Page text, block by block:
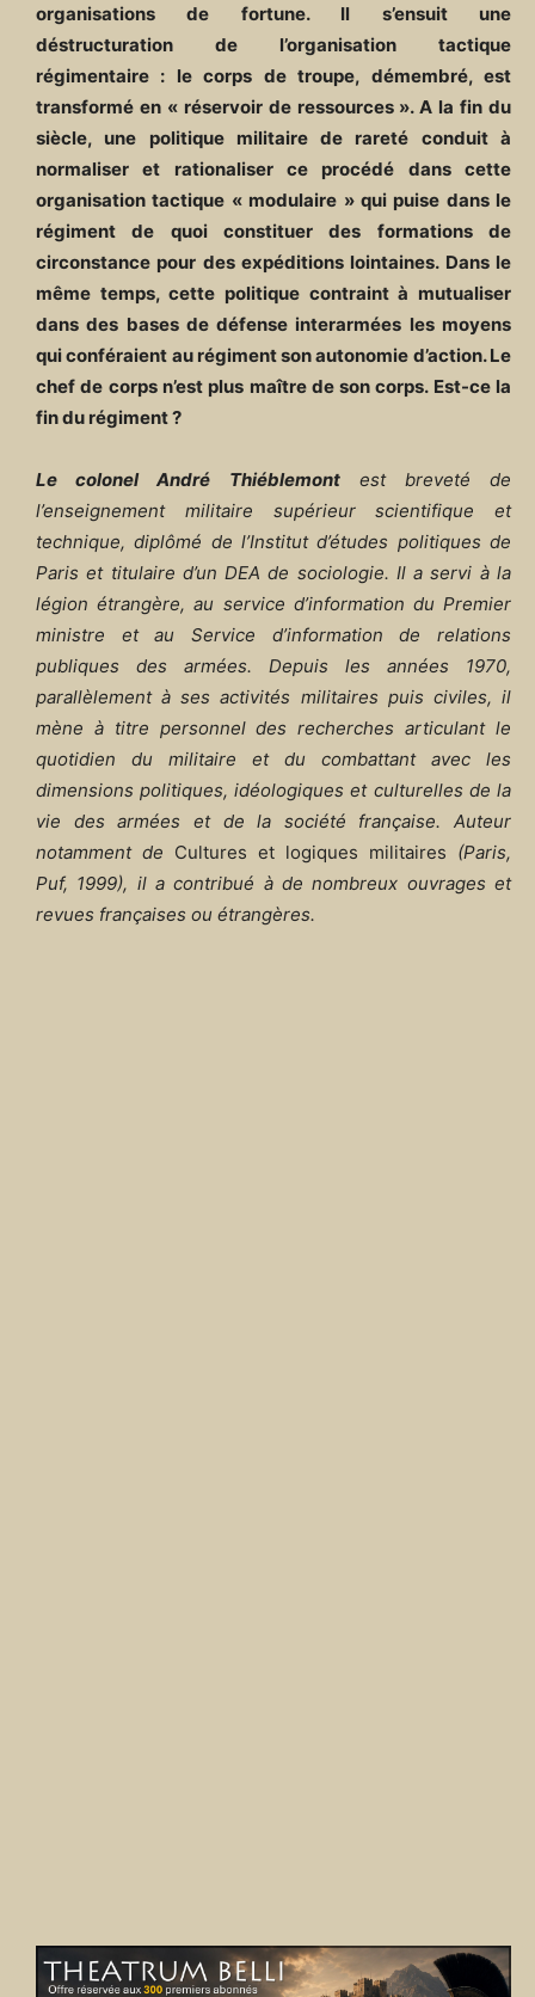
organisations de fortune. Il s’ensuit une
déstructuration de l’organisation tactique
régimentaire : le corps de troupe, démembré, est
transformé en « réservoir de ressources ». A la fin du
siècle, une politique militaire de rareté conduit à
normaliser et rationaliser ce procédé dans cette
organisation tactique « modulaire » qui puise dans le
régiment de quoi constituer des formations de
circonstance pour des expéditions lointaines. Dans le
même temps, cette politique contraint à mutualiser
dans des bases de défense interarmées les moyens
qui conféraient au régiment son autonomie d’action. Le
chef de corps n’est plus maître de son corps. Est-ce la
fin du régiment ?
Le colonel André Thiéblemontest breveté de
l’enseignement militaire supérieur scientifique et
technique, diplômé de l’Institut d’études politiques de
Paris et titulaire d’un DEA de sociologie. Il a servi à la
légion étrangère, au service d’information du Premier
ministre et au Service d’information de relations
publiques des armées. Depuis les années 1970,
parallèlement à ses activités militaires puis civiles, il
mène à titre personnel des recherches articulant le
quotidien du militaire et du combattant avec les
dimensions politiques, idéologiques et culturelles de la
vie des armées et de la société française. Auteur
notamment de Cultures et logiques militaires (Paris,
Puf, 1999), il a contribué à de nombreux ouvrages et
revues françaises ou étrangères.